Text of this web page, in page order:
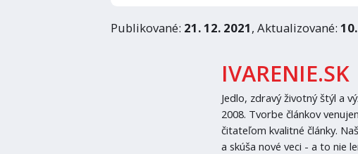
Publikované: 21. 12. 2021, Aktualizované:
IVARENIE.SK
Jedlo, zdravý životný štýl a
2008. Tvorbe článkov
čitateľom kvalitné články.
a skúša nové veci - a to nie